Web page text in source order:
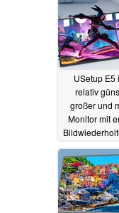
USetup E5
relativ
großer und
Monitor mit